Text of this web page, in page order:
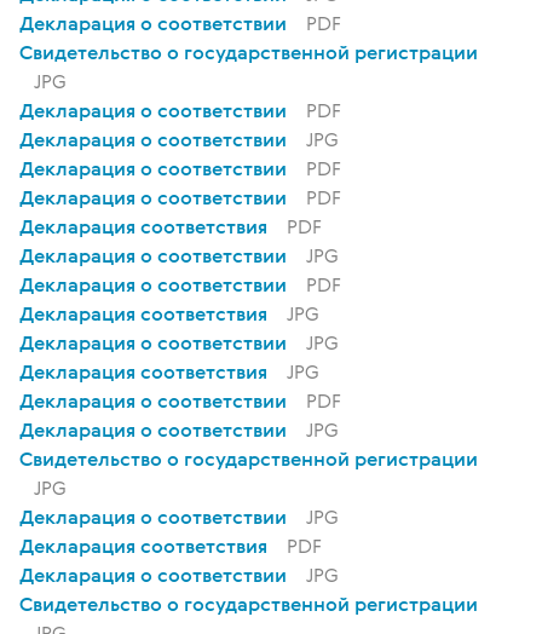
Декларация о соответствии
PDF
Свидетельство о государственной регистрации
JPG
Декларация о соответствии
PDF
Декларация о соответствии
JPG
Декларация о соответствии
PDF
Декларация о соответствии
PDF
Декларация соответствия
PDF
Декларация о соответствии
JPG
Декларация о соответствии
PDF
Декларация соответствия
JPG
Декларация о соответствии
JPG
Декларация соответствия
JPG
Декларация о соответствии
PDF
Декларация о соответствии
JPG
Свидетельство о государственной регистрации
JPG
Декларация о соответствии
JPG
Декларация соответствия
PDF
Декларация о соответствии
JPG
Свидетельство о государственной регистрации